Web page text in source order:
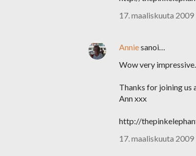
17. maaliskuuta
Anniesanoi…
Wow very
Thanks for joining us
Ann xxx
http://
17. maaliskuuta